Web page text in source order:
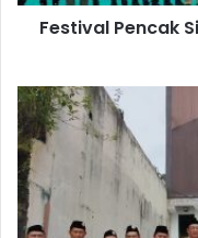
Festival Pencak